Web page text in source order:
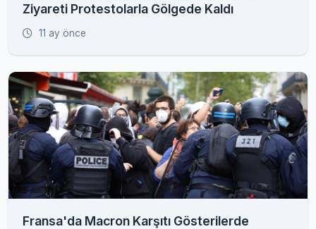
Ziyareti Protestolarla Gölgede Kaldı
11 ay önce
Fransa'da Macron Karşıtı Gösterilerde